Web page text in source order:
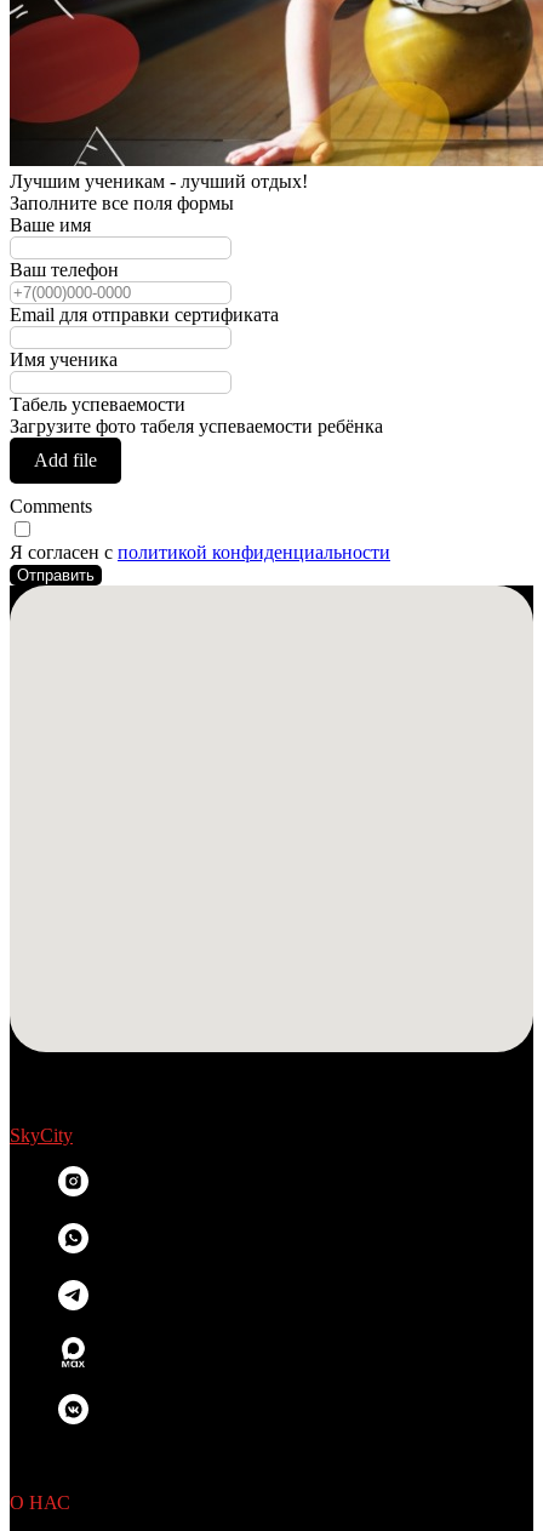
Лучшим ученикам - лучший отдых!
Заполните все поля формы
Ваше имя
Ваш телефон
Email для отправки сертификата
Имя ученика
Табель успеваемости
Загрузите фото табеля успеваемости ребёнка
Add file
Comments
Я согласен с политикой конфиденциальности
Отправить
SkyCity
О НАС